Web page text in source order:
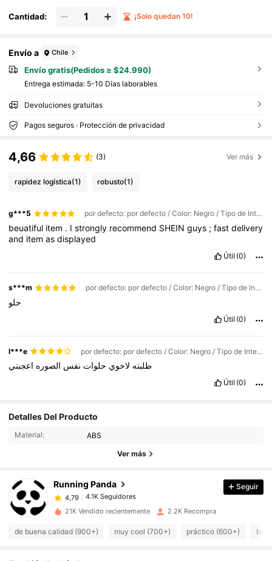
Cantidad: ¡Solo quedan 10!
Envío a Chile
Envío gratis(Pedidos ≥ $24.990)
Entrega estimada: 5-10 Días laborables
Devoluciones gratuitas
Pagos seguros · Protección de privacidad
4,66 (3) Ver más
rapidez logística(1) robusto(1)
g***5 por defecto: por defecto / Color: Negro / Tipo de Interface: USB
beuatiful item . Istrongly recommend SHEINguys ;fastdelivery
and itemasdisplayed
Útil (0)
s***m por defecto: por defecto / Color: Negro / Tipo de Interface: USB
حلو
Útil (0)
l***e por defecto: por defecto / Color: Negro / Tipo de Interface: USB
طلبته لاخوي حلوات نفس الصوره اعجبني
Útil (0)
Detalles Del Producto
Material: ABS
Ver más
Running Panda
4,79 4.1K Seguidores
4.1K Seguidores
4,79
4.1K Seguidores
c***3
pagóHace 1 día
Seguir
21K Vendido recientemente 2.2K Recompra
de buena calidad (900+) muy cool (700+) práctico (600+)